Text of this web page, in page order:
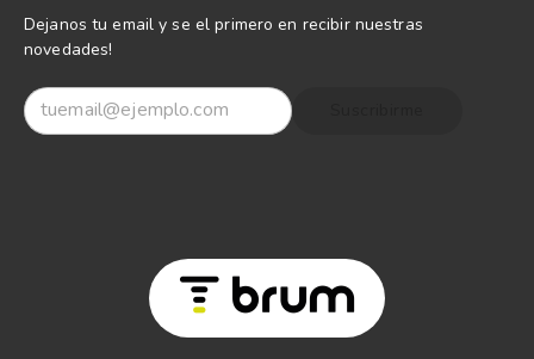
Dejanos tu email y se el primero en recibir nuestras
novedades!